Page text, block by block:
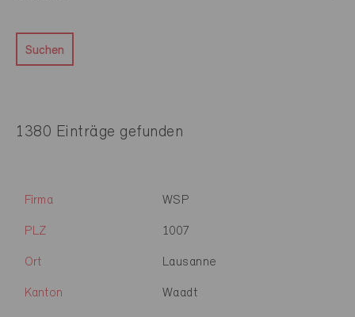
Suchen
1380 Einträge gefunden
Firma WSP
PLZ 1007
Ort Lausanne
Kanton Waadt